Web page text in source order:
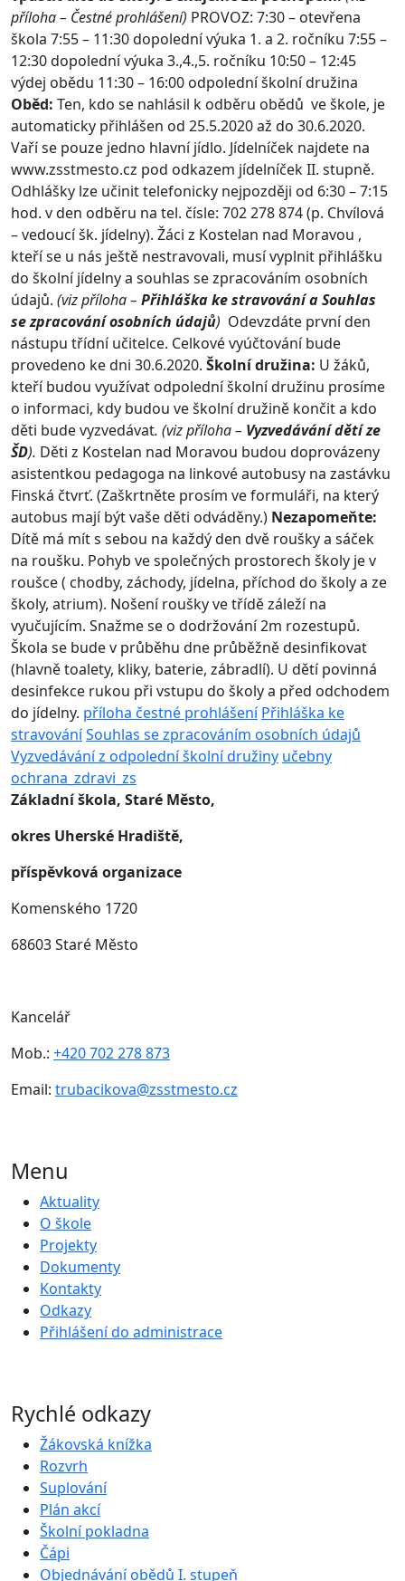
příloha – Čestné prohlášení) PROVOZ: 7:30 – otevřena
škola 7:55 – 11:30 dopolední výuka 1. a 2. ročníku 7:55 –
12:30 dopolední výuka 3.,4.,5. ročníku 10:50 – 12:45
výdej obědu 11:30 – 16:00 odpolední školní družina
Oběd: Ten, kdo se nahlásil k odběru obědů ve škole, je
automaticky přihlášen od 25.5.2020 až do 30.6.2020.
Vaří se pouze jedno hlavní jídlo. Jídelníček najdete na
www.zsstmesto.cz pod odkazem jídelníček II. stupně.
Odhlášky lze učinit telefonicky nejpozději od 6:30 – 7:15
hod. v den odběru na tel. čísle: 702 278 874 (p. Chvílová
– vedoucí šk. jídelny). Žáci z Kostelan nad Moravou ,
kteří se u nás ještě nestravovali, musí vyplnit přihlášku
do školní jídelny a souhlas se zpracováním osobních
údajů. (viz příloha – Přihláška ke stravování a Souhlas
se zpracování osobních údajů) Odevzdáte první den
nástupu třídní učitelce. Celkové vyúčtování bude
provedeno ke dni 30.6.2020. Školní družina: U žáků,
kteří budou využívat odpolední školní družinu prosíme
o informaci, kdy budou ve školní družině končit a kdo
děti bude vyzvedávat. (viz příloha – Vyzvedávání dětí ze
ŠD). Děti z Kostelan nad Moravou budou doprovázeny
asistentkou pedagoga na linkové autobusy na zastávku
Finská čtvrť. (Zaškrtněte prosím ve formuláři, na který
autobus mají být vaše děti odváděny.) Nezapomeňte:
Dítě má mít s sebou na každý den dvě roušky a sáček
na roušku. Pohyb ve společných prostorech školy je v
roušce ( chodby, záchody, jídelna, příchod do školy a ze
školy, atrium). Nošení roušky ve třídě záleží na
vyučujícím. Snažme se o dodržování 2m rozestupů.
Škola se bude v průběhu dne průběžně desinfikovat
(hlavně toalety, kliky, baterie, zábradlí). U dětí povinná
desinfekce rukou při vstupu do školy a před odchodem
do jídelny. příloha čestné prohlášení Přihláška ke
stravováníSouhlas se zpracováním osobních údajů
Vyzvedávání z odpolední školní družiny učebny
ochrana_zdravi_zs
Základní škola, Staré Město,
okres Uherské Hradiště,
příspěvková organizace
Komenského 1720
68603 Staré Město
Kancelář
Mob.: +420 702 278 873
Email: trubacikova@zsstmesto.cz
Menu
Aktuality
O škole
Projekty
Dokumenty
Kontakty
Odkazy
Přihlášení do administrace
Rychlé odkazy
Žákovská knížka
Rozvrh
Suplování
Plán akcí
Školní pokladna
Čápi
Objednávání obědů I. stupeň